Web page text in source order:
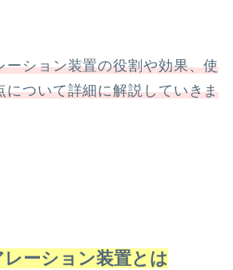
ーション装置の役割や効果、使
について詳細に解説していきま
レーション装置とは